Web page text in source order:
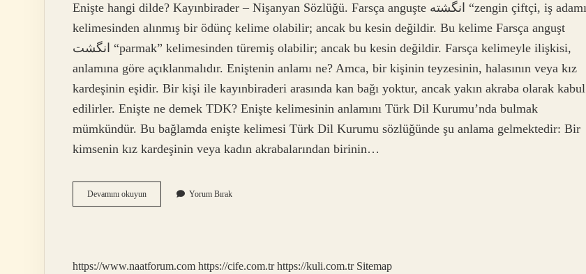
Enişte hangi dilde? Kayınbirader – Nişanyan Sözlüğü. Farsça anguşte انگشته “zengin çiftçi, iş adamı”
kelimesinden alınmış bir ödünç kelime olabilir; ancak bu kesin değildir. Bu kelime Farsça anguşt
انگشت “parmak” kelimesinden türemiş olabilir; ancak bu kesin değildir. Farsça kelimeyle ilişkisi,
anlamına göre açıklanmalıdır. Eniştenin anlamı ne? Amca, bir kişinin teyzesinin, halasının veya kız
kardeşinin eşidir. Bir kişi ile kayınbiraderi arasında kan bağı yoktur, ancak yakın akraba olarak kabul
edilirler. Enişte ne demek TDK? Enişte kelimesinin anlamını Türk Dil Kurumu’nda bulmak
mümkündür. Bu bağlamda enişte kelimesi Türk Dil Kurumu sözlüğünde şu anlama gelmektedir: Bir
kimsenin kız kardeşinin veya kadın akrabalarından birinin…
Devamını okuyunEnişte
Ismi
Yorum Bırak
https://www.naatforum.com https://cife.com.tr https://kuli.com.tr Sitemap